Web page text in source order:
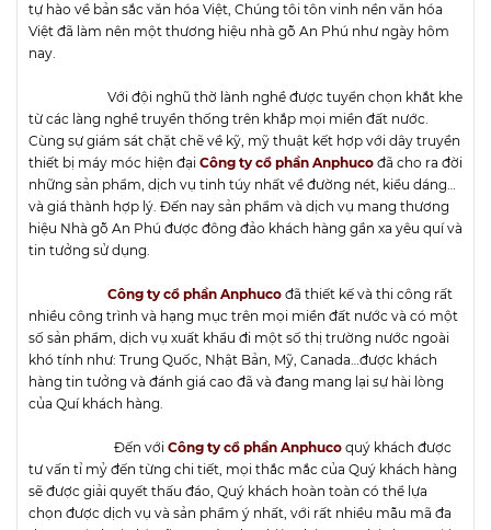
tự hào về bản sắc văn hóa Việt, Chúng tôi tôn vinh nền văn hóa
Việt đã làm nên một thương hiệu nhà gỗ An Phú như ngày hôm
nay.
Với đội nghũ thờ lành nghề được tuyển chọn khắt khe
từ các làng nghề truyền thống trên khắp mọi miền đất nước.
Cùng sự giám sát chặt chẽ về kỹ, mỹ thuật kết hợp với dây truyền
thiết bị máy móc hiện đại Công ty cổ phần Anphuco đã cho ra đời
những sản phẩm, dịch vụ tinh túy nhất về đường nét, kiểu dáng…
và giá thành hợp lý. Đến nay sản phẩm và dịch vụ mang thương
hiệu Nhà gỗ An Phú được đông đảo khách hàng gần xa yêu quí và
tin tưởng sử dụng.
Công ty cổ phần Anphuco đã thiết kế và thi công rất
nhiều công trình và hạng mục trên mọi miền đất nước và có một
số sản phẩm, dịch vụ xuất khẩu đi một số thị trường nước ngoài
khó tính như: Trung Quốc, Nhật Bản, Mỹ, Canada…được khách
hàng tin tưởng và đánh giá cao đã và đang mang lại sự hài lòng
của Quí khách hàng.
Đến với Công ty cổ phần Anphuco quý khách được
tư vấn tỉ mỷ đến từng chi tiết, mọi thắc mắc của Quý khách hàng
sẽ được giải quyết thấu đáo, Quý khách hoàn toàn có thể lựa
chọn được dịch vụ và sản phẩm ý nhất, với rất nhiều mẫu mã đa